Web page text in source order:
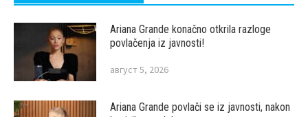
Ariana Grande konačno otkrila razloge
povlačenja iz javnosti!
август 5, 2026
Ariana Grande povlači se iz javnosti, nakon